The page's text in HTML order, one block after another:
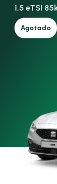
1.5 eTSI
Agotado